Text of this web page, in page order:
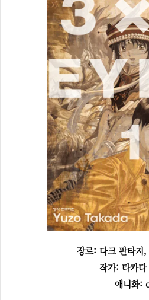
장르: 다크 판타지
작가: 타카다
애니화: